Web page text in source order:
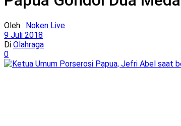
Oleh : Noken Live
9 Juli 2018
Di Olahraga
0